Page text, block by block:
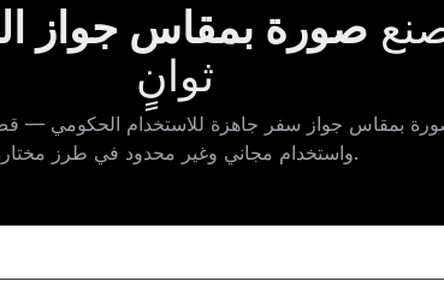
صورة بمقاس جواز
ثوانٍ
جواز سفر جاهزة للاستخدام الحكومي — قص
واستخدام مجاني وغير محدود في طرز مختارة.